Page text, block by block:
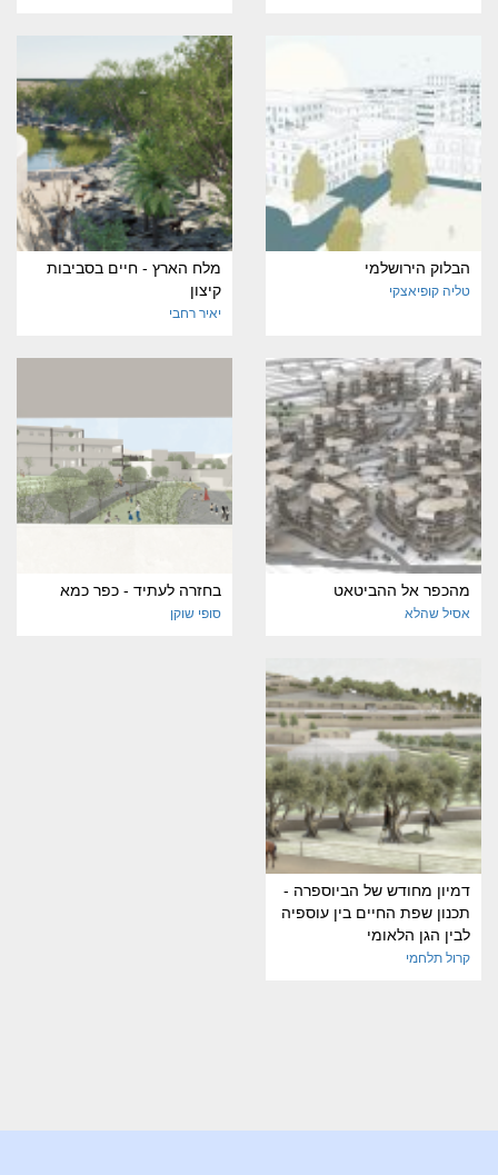
הבלוק הירושלמי
טליה קופיאצקי
מלח הארץ - חיים בסביבות
קיצון
יאיר רחבי
מהכפר אל ההביטאט
אסיל שהלא
בחזרה לעתיד - כפר כמא
סופי שוקן
דמיון מחודש של הביוספרה -
תכנון שפת החיים בין עוספיה
לבין הגן הלאומי
קרול תלחמי